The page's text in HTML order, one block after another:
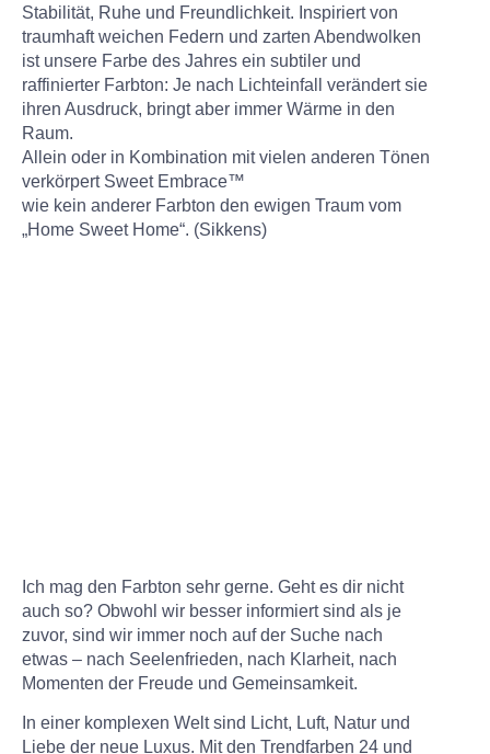
Stabilität, Ruhe und Freundlichkeit. Inspiriert von
traumhaft weichen Federn und zarten Abendwolken
ist unsere Farbe des Jahres ein subtiler und
raffinierter Farbton: Je nach Lichteinfall verändert sie
ihren Ausdruck, bringt aber immer Wärme in den
Raum.
Allein oder in Kombination mit vielen anderen Tönen
verkörpert Sweet Embrace™
wie kein anderer Farbton den ewigen Traum vom
„Home Sweet Home“. (Sikkens)
Ich mag den Farbton sehr gerne. Geht es dir nicht
auch so? Obwohl wir besser informiert sind als je
zuvor, sind wir immer noch auf der Suche nach
etwas – nach Seelenfrieden, nach Klarheit, nach
Momenten der Freude und Gemeinsamkeit.
In einer komplexen Welt sind Licht, Luft, Natur und
Liebe der neue Luxus. Mit den Trendfarben 24 und